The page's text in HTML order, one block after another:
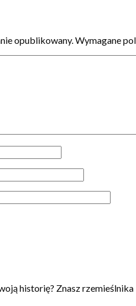
opublikowany. Wymagane
historię? Znasz